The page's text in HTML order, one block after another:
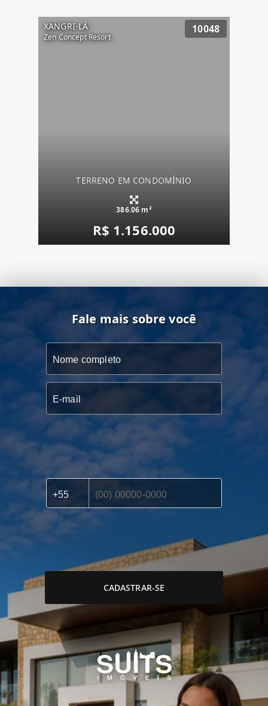
XANGRI-LÁ
Zen Concept Resort
10048
TERRENO EM CONDOMÍNIO
386.06 m²
R$ 1.156.000
Fale mais sobre você
CADASTRAR-SE